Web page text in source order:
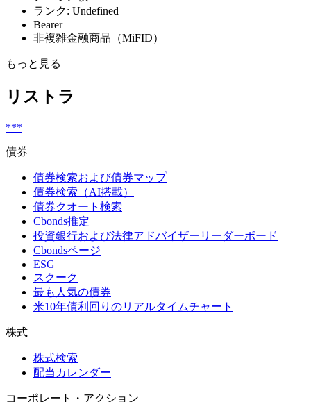
ランク: Undefined
Bearer
非複雑金融商品（MiFID）
もっと見る
リストラ
***
債券
債券検索および債券マップ
債券検索（AI搭載）
債券クオート検索
Cbonds推定
投資銀行および法律アドバイザーリーダーボード
Cbondsページ
ESG
スクーク
最も人気の債券
米10年債利回りのリアルタイムチャート
株式
株式検索
配当カレンダー
コーポレート・アクション